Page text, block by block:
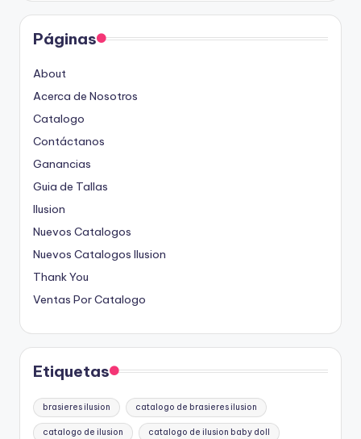
Páginas
About
Acerca de Nosotros
Catalogo
Contáctanos
Ganancias
Guia de Tallas
Ilusion
Nuevos Catalogos
Nuevos Catalogos Ilusion
Thank You
Ventas Por Catalogo
Etiquetas
brasieres ilusion catalogo de brasieres ilusion
catalogo de ilusion catalogo de ilusion baby doll